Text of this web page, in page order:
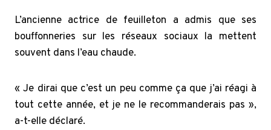
L’ancienne actrice de feuilleton a admis que ses
bouffonneries sur les réseaux sociaux la mettent
souvent dans l’eau chaude.
« Je dirai que c’est un peu comme ça que j’ai réagi à
tout cette année, et je ne le recommanderais pas »,
a-t-elle déclaré.